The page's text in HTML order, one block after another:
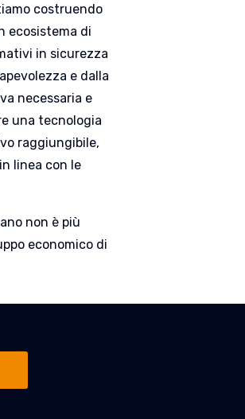
costruendo
ecosistema di
in sicurezza
e dalla
necessaria e
una tecnologia
raggiungibile,
linea con le
non è più
economico di